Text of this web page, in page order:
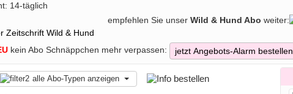
14-täglich
empfehlen Sie unser Wild & Hund Abo weiter:
Zeitschrift Wild & Hund
kein Abo Schnäppchen mehr verpassen: jetzt Angebots-Alarm bestellen
alle Abo-Typen anzeigen